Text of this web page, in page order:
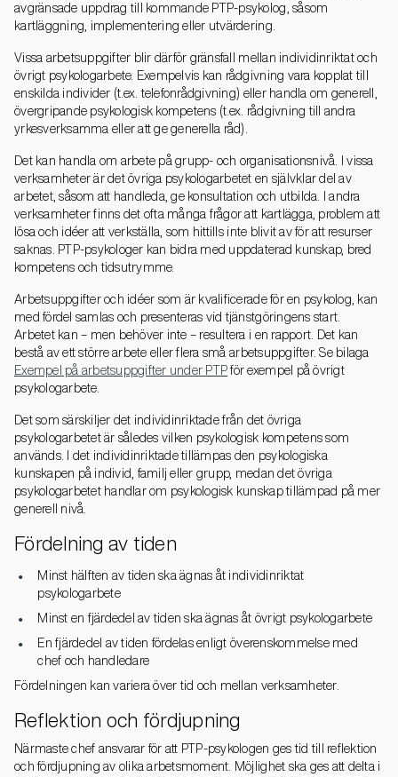
avgränsade uppdrag till kommande PTP-psykolog, såsom
kartläggning, implementering eller utvärdering.
Vissa arbetsuppgifter blir därför gränsfall mellan individinriktat och
övrigt psykologarbete. Exempelvis kan rådgivning vara kopplat till
enskilda individer (t.ex. telefonrådgivning) eller handla om generell,
övergripande psykologisk kompetens (t.ex. rådgivning till andra
yrkesverksamma eller att ge generella råd).
Det kan handla om arbete på grupp- och organisationsnivå. I vissa
verksamheter är det övriga psykologarbetet en självklar del av
arbetet, såsom att handleda, ge konsultation och utbilda. I andra
verksamheter finns det ofta många frågor att kartlägga, problem att
lösa och idéer att verkställa, som hittills inte blivit av för att resurser
saknas. PTP-psykologer kan bidra med uppdaterad kunskap, bred
kompetens och tidsutrymme.
Arbetsuppgifter och idéer som är kvalificerade för en psykolog, kan
med fördel samlas och presenteras vid tjänstgöringens start.
Arbetet kan – men behöver inte – resultera i en rapport. Det kan
bestå av ett större arbete eller flera små arbetsuppgifter. Se bilaga
Exempel på arbetsuppgifter under PTPför exempel på övrigt
psykologarbete.
Det som särskiljer det individinriktade från det övriga
psykologarbetet är således vilken psykologisk kompetens som
används. I det individinriktade tillämpas den psykologiska
kunskapen på individ, familj eller grupp, medan det övriga
psykologarbetet handlar om psykologisk kunskap tillämpad på mer
generell nivå.
Fördelning av tiden
Minst hälften av tiden ska ägnas åt individinriktat
psykologarbete
Minst en fjärdedel av tiden ska ägnas åt övrigt psykologarbete
En fjärdedel av tiden fördelas enligt överenskommelse med
chef och handledare
Fördelningen kan variera över tid och mellan verksamheter.
Reflektion och fördjupning
Närmaste chef ansvarar för att PTP-psykologen ges tid till reflektion
och fördjupning av olika arbetsmoment. Möjlighet ska ges att delta i